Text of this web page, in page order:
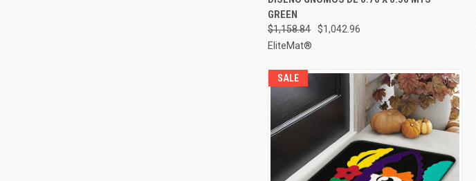
Comparar
GREEN
$1,158.84
$1,042.96
EliteMat®
SALE